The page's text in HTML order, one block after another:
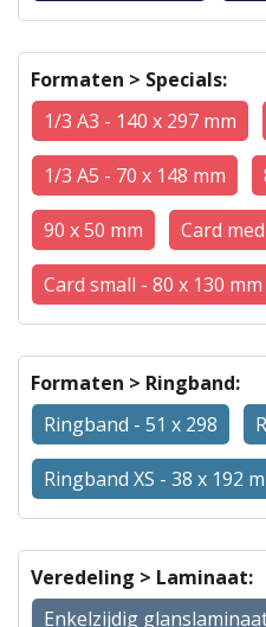
Formaten > Specials:
1/3 A3 - 140 x 297 mm
1/3 A5 - 70 x 148 mm
90 x 50 mm Card
Card small - 80 x 130 mm
Formaten > Ringband:
Ringband - 51 x 298
Ringband XS - 38 x 192
Veredeling > Laminaat:
Enkelzijdig